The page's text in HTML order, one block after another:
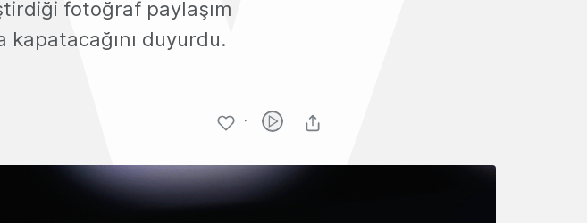
fotoğraf paylaşım
kapatacağını duyurdu.
1